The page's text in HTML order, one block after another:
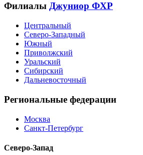
Филиалы Джуниор ФХР
Центральный
Северо-Западный
Южный
Приволжский
Уральский
Сибирский
Дальневосточный
Региональные федерации
Москва
Санкт-Петербург
Северо-Запад